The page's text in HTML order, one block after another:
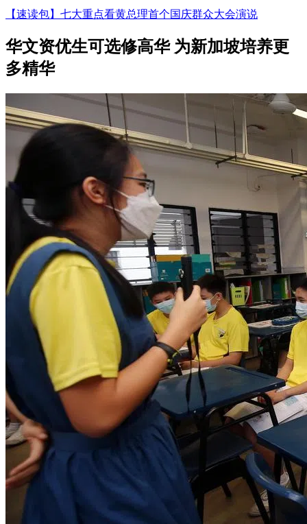
【速读包】七大重点看黄总理首个国庆群众大会演说
华文资优生可选修高华 为新加坡培养更
多精华